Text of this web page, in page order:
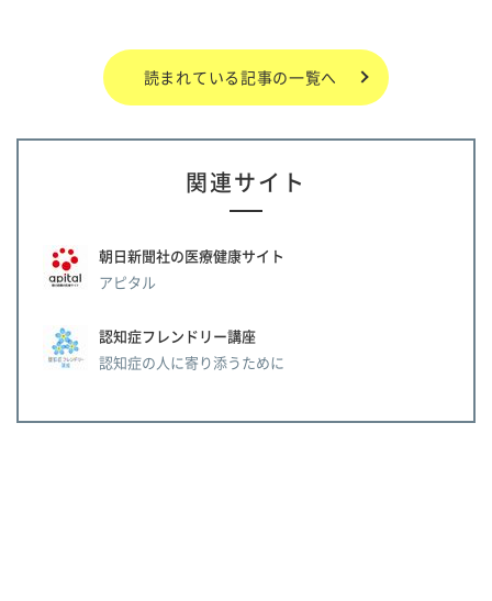
読まれている記事の一覧へ
関連サイト
朝日新聞社の医療健康サイト
アピタル
認知症フレンドリー講座
認知症の人に寄り添うために